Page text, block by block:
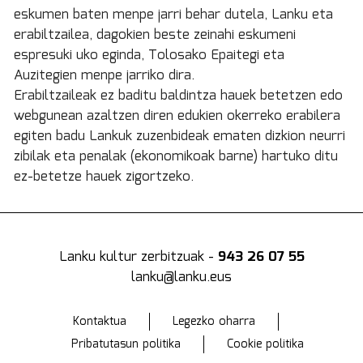
eskumen baten menpe jarri behar dutela, Lanku eta
erabiltzailea, dagokien beste zeinahi eskumeni
espresuki uko eginda, Tolosako Epaitegi eta
Auzitegien menpe jarriko dira.
Erabiltzaileak ez baditu baldintza hauek betetzen edo
webgunean azaltzen diren edukien okerreko erabilera
egiten badu Lankuk zuzenbideak ematen dizkion neurri
zibilak eta penalak (ekonomikoak barne) hartuko ditu
ez-betetze hauek zigortzeko.
Lanku kultur zerbitzuak - 943 26 07 55
lanku@lanku.eus
Kontaktua
Legezko oharra
Pribatutasun politika
Cookie politika